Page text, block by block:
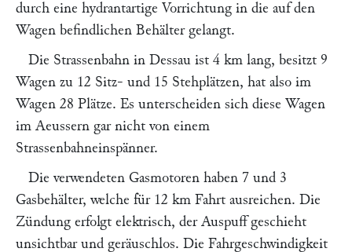
durch eine hydrantartige Vorrichtung in die auf den
Wagen befindlichen Behälter gelangt.
Die Strassenbahn in Dessau ist 4 km lang, besitzt 9
Wagen zu 12 Sitz- und 15 Stehplätzen, hat also im
Wagen 28 Plätze. Es unterscheiden sich diese Wagen
im Aeussern gar nicht von einem
Strassenbahneinspänner.
Die verwendeten Gasmotoren haben 7 und 3
Gasbehälter, welche für 12 km Fahrt ausreichen. Die
Zündung erfolgt elektrisch, der Auspuff geschieht
unsichtbar und geräuschlos. Die Fahrgeschwindigkeit